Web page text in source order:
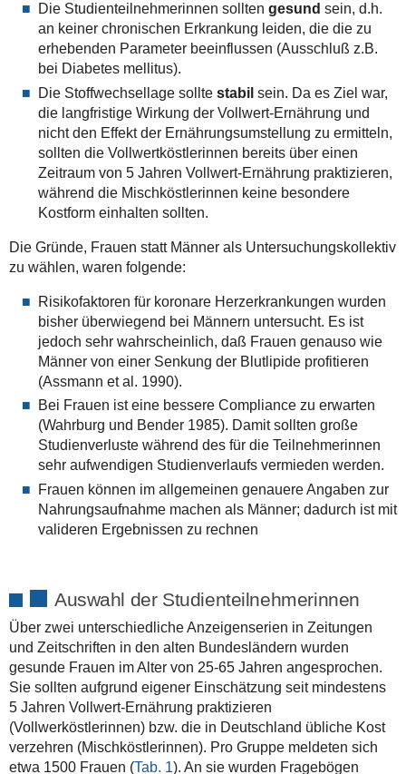
Die Studienteilnehmerinnen sollten gesund sein, d.h.
an keiner chronischen Erkrankung leiden, die die zu
erhebenden Parameter beeinflussen (Ausschluß z.B.
bei Diabetes mellitus).
Die Stoffwechsellage sollte stabil sein. Da es Ziel war,
die langfristige Wirkung der Vollwert-Ernährung und
nicht den Effekt der Ernährungsumstellung zu ermitteln,
sollten die Vollwertköstlerinnen bereits über einen
Zeitraum von 5 Jahren Vollwert-Ernährung praktizieren,
während die Mischköstlerinnen keine besondere
Kostform einhalten sollten.
Die Gründe, Frauen statt Männer als Untersuchungskollektiv
zu wählen, waren folgende:
Risikofaktoren für koronare Herzerkrankungen wurden
bisher überwiegend bei Männern untersucht. Es ist
jedoch sehr wahrscheinlich, daß Frauen genauso wie
Männer von einer Senkung der Blutlipide profitieren
(Assmann et al. 1990).
Bei Frauen ist eine bessere Compliance zu erwarten
(Wahrburg und Bender 1985). Damit sollten große
Studienverluste während des für die Teilnehmerinnen
sehr aufwendigen Studienverlaufs vermieden werden.
Frauen können im allgemeinen genauere Angaben zur
Nahrungsaufnahme machen als Männer; dadurch ist mit
valideren Ergebnissen zu rechnen
Auswahl der Studienteilnehmerinnen
Über zwei unterschiedliche Anzeigenserien in Zeitungen
und Zeitschriften in den alten Bundesländern wurden
gesunde Frauen im Alter von 25-65 Jahren angesprochen.
Sie sollten aufgrund eigener Einschätzung seit mindestens
5 Jahren Vollwert-Ernährung praktizieren
(Vollwerköstlerinnen) bzw. die in Deutschland übliche Kost
verzehren (Mischköstlerinnen). Pro Gruppe meldeten sich
etwa 1500 Frauen (Tab. 1). An sie wurden Fragebögen